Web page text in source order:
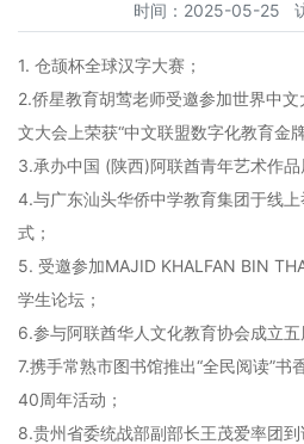
时间：2025-05-25
1. 仓颉杯全球汉字大赛；
2.侨星教育胡莺老师受邀参加世界中
文大会上荣获“中文联盟数字化教育金
3.承办中国 (陕西)阿联酋青年艺术作品
4.与广东汕头华侨中学教育集团于线
式；
5. 受邀参加MAJID KHALFAN BIN
学生论坛；
6.参与阿联酋华人文化教育协会成立五
7.携手常熟市图书馆推出“全民阅读”书
40周年活动；
8.贵州省委统战部副部长王茂爱率团到